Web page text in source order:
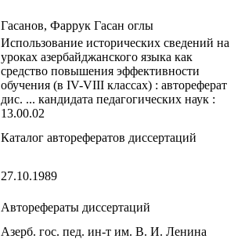
Гасанов, Фаррук Гасан оглы
Использование исторических сведений на
уроках азербайджанского языка как
средство повышения эффективности
обучения (в IV-VIII классах) : автореферат
дис. ... кандидата педагогических наук :
13.00.02
Каталог авторефератов диссертаций
27.10.1989
Авторефераты диссертаций
Азерб. гос. пед. ин-т им. В. И. Ленина